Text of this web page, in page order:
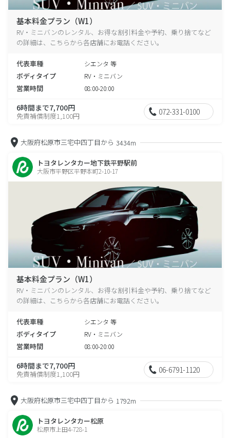
基本料金プラン（W1）
RV・ミニバンのレンタル、お得な割引料金や予約、乗り捨てなど
の詳細は、こちらから各店舗にお電話ください。
代表車種 シエンタ 等
ボディタイプ RV・ミニバン
営業時間 08:00-20:00
6時間まで7,700円
免責補償制度1,100円 072-331-0100
大阪府松原市三宅中四丁目から 3434m
トヨタレンタカー地下鉄平野駅前
大阪市平野区平野本町2-10-17
基本料金プラン（W1）
RV・ミニバンのレンタル、お得な割引料金や予約、乗り捨てなど
の詳細は、こちらから各店舗にお電話ください。
代表車種 シエンタ 等
ボディタイプ RV・ミニバン
営業時間 08:00-20:00
6時間まで7,700円
免責補償制度1,100円 06-6791-1120
大阪府松原市三宅中四丁目から 1792m
トヨタレンタカー松原
松原市上田4-728-1